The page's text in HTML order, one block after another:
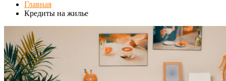
Главная
Кредиты на жилье